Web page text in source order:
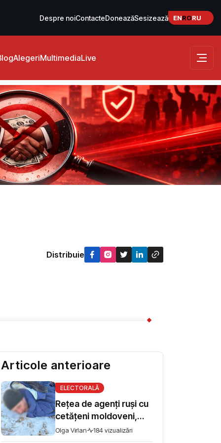
Despre noiContacteDoneazăSesizează ENRORU
AlegeriMultimediaLive
Distribuie
Articole anterioare
ELECTORALĂ
Rețea de agenți ruși cu
cetățeni moldoveni,
destructurată de Poliția
Națională a Ucrainei și
Olga Virlan 184 vizualizări